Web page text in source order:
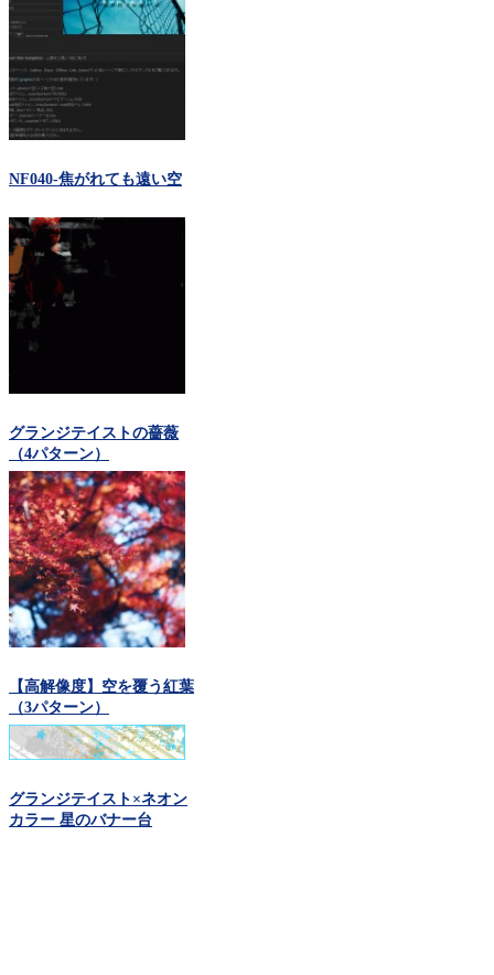
NF040-焦がれても遠い空
グランジテイストの薔薇
（4パターン）
【高解像度】空を覆う紅葉
（3パターン）
グランジテイスト×ネオン
カラー 星のバナー台